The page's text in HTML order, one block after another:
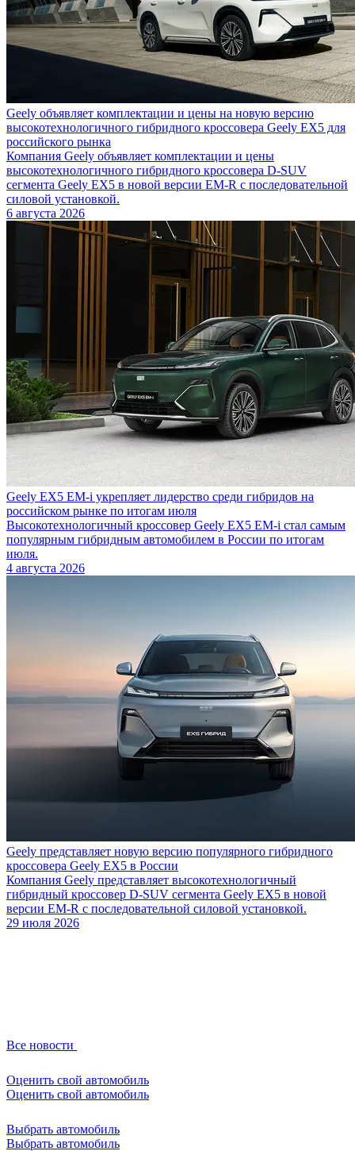
Geely объявляет комплектации и цены на новую версию
высокотехнологичного гибридного кроссовера Geely EX5 для
российского рынка
Компания Geely объявляет комплектации и цены
высокотехнологичного гибридного кроссовера D-SUV
сегмента Geely EX5 в новой версии EM-R с последовательной
силовой установкой.
6 августа 2026
Geely EX5 EM-i укрепляет лидерство среди гибридов на
российском рынке по итогам июля
Высокотехнологичный кроссовер Geely EX5 EM-i стал самым
популярным гибридным автомобилем в России по итогам
июля.
4 августа 2026
Geely представляет новую версию популярного гибридного
кроссовера Geely EX5 в России
Компания Geely представляет высокотехнологичный
гибридный кроссовер D-SUV сегмента Geely EX5 в новой
версии EM-R с последовательной силовой установкой.
29 июля 2026
Все новости
Оценить свой автомобиль
Оценить свой автомобиль
Выбрать автомобиль
Выбрать автомобиль